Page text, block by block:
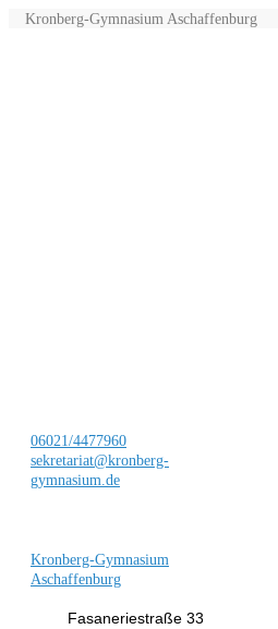
Kronberg-Gymnasium Aschaffenburg
06021/4477960
sekretariat@kronberg-
gymnasium.de
Kronberg-Gymnasium
Aschaffenburg
Fasaneriestraße 33